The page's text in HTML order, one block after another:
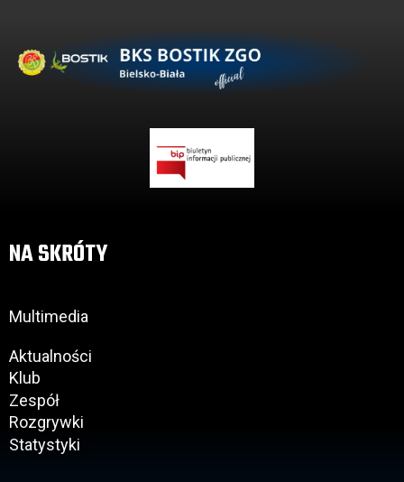
NA SKRÓTY
Multimedia
Aktualności
Klub
Zespół
Rozgrywki
Statystyki